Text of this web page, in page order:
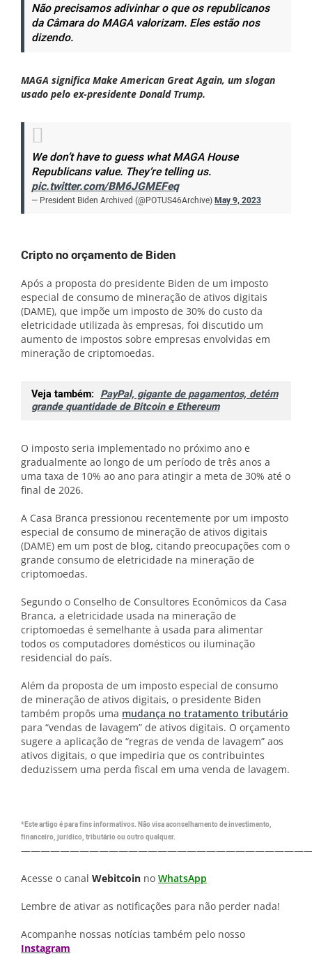
Não precisamos adivinhar o que os republicanos
da Câmara do MAGA valorizam. Eles estão nos
dizendo.
MAGA significa Make American Great Again, um slogan
usado pelo ex-presidente Donald Trump.
We don’t have to guess what MAGA House
Republicans value. They’re telling us.
pic.twitter.com/BM6JGMEFeq
— President Biden Archived (@POTUS46Archive)May 9, 2023
Cripto no orçamento de Biden
Após a proposta do presidente Biden de um imposto
especial de consumo de mineração de ativos digitais
(DAME), que impõe um imposto de 30% do custo da
eletricidade utilizada às empresas, foi discutido um
aumento de impostos sobre empresas envolvidas em
mineração de criptomoedas.
Veja também: PayPal, gigante de pagamentos, detém
grande quantidade de Bitcoin e Ethereum
O imposto seria implementado no próximo ano e
gradualmente ao longo de um período de três anos a
uma taxa de 10% ao ano para atingir a meta de 30% até o
final de 2026.
A Casa Branca pressionou recentemente por um imposto
especial de consumo de mineração de ativos digitais
(DAME) em um post de blog, citando preocupações com o
grande consumo de eletricidade na mineração de
criptomoedas.
Segundo o Conselho de Consultores Econômicos da Casa
Branca, a eletricidade usada na mineração de
criptomoedas é semelhante à usada para alimentar
todos os computadores domésticos ou iluminação
residencial do país.
Além da proposta de um imposto especial de consumo
de mineração de ativos digitais, o presidente Biden
também propôs uma mudança no tratamento tributário
para “vendas de lavagem” de ativos digitais. O orçamento
sugere a aplicação de “regras de venda de lavagem” aos
ativos digitais, o que impediria que os contribuintes
deduzissem uma perda fiscal em uma venda de lavagem.
*Este artigo é para fins informativos. Não visa aconselhamento de investimento,
financeiro, jurídico, tributário ou outro qualquer.
Acesse o canal Webitcoin no WhatsApp
Lembre de ativar as notificações para não perder nada!
Acompanhe nossas notícias também pelo nosso
Instagram